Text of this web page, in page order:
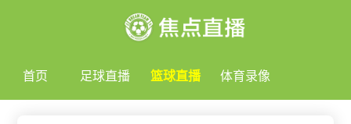
首页 足球直播 篮球直播 体育录像